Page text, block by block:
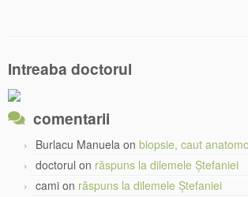
Intreaba doctorul
comentarii
Burlacu Manuela on biopsie, caut
doctorul on răspuns la dilemele Ștefaniei
cami on răspuns la dilemele Ștefaniei